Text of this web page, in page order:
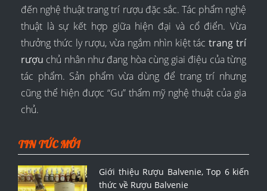
đến nghệ thuật trang trí rượu đặc sắc. Tác phẩm nghệ
thuật là sự kết hợp giữa hiện đại và cổ điển. Vừa
thưởng thức ly rượu, vừa ngắm nhìn kiệt táctrang trí
rượu chủ nhân như đang hòa cùng giai điệu của từng
tác phẩm. Sản phẩm vừa dùng để trang trí nhưng
cũng thể hiện được “Gu” thẩm mỹ nghệ thuật của gia
chủ.
TIN TỨC MỚI
Giới thiệu Rượu Balvenie, Top 6 kiến
thức về Rượu Balvenie